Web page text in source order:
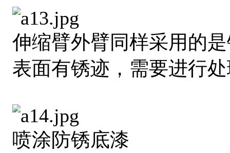
伸缩臂外臂同样采用的
表面有锈迹，需要进行
喷涂防锈底漆